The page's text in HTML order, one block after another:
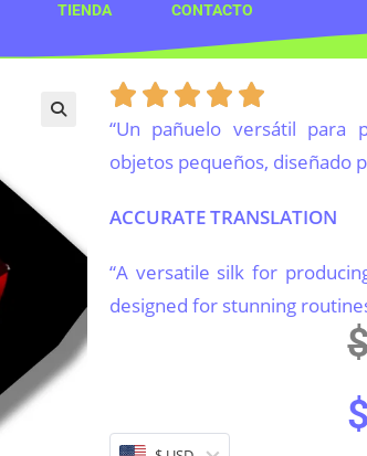
TIENDA CONTACTO
“Un pañuelo versátil para
objetos pequeños, diseñado
ACCURATE TRANSLATION
“A versatile silk for
designed for stunning
$